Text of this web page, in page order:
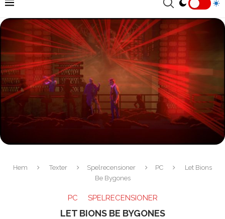
Hem Texter Spelrecensioner PC
Let Bions
Be Bygones
PC SPELRECENSIONER
LET BIONS BE BYGONES